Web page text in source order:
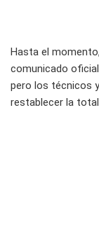
Hasta el
comunicado
pero los técnicos
restablecer la